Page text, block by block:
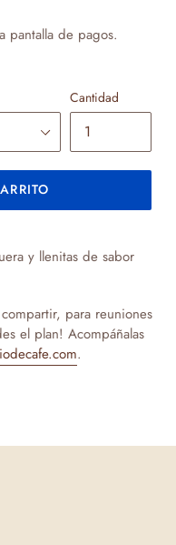
pantalla de pagos.
Cantidad
y llenitas de sabor
para reuniones
el plan! Acompáñalas
.